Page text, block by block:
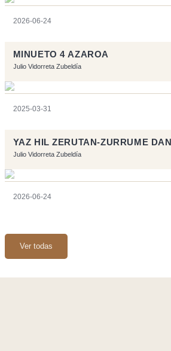
2026-06-24
MINUETO 4 AZAROA
Julio Vidorreta Zubeldía
2025-03-31
YAZ HIL ZERUTAN-ZURRUME
Julio Vidorreta Zubeldía
2026-06-24
Ver todas